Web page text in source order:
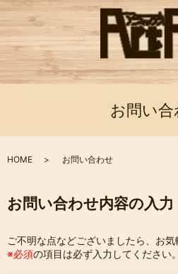
お問い合
HOME お問い合わせ
お問い合わせ内容の入力
ご不明な点などございましたら、お気
※必須の項目は必ず入力してください。